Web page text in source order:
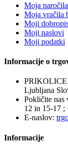
Moja naročila
Moja vračila
Moji
Moji naslovi
Moji podatki
Informacije o
PRIKOLICE
Ljubljana
Pokličite nas
12 in 15-17 ;
E-naslov:
Informacije